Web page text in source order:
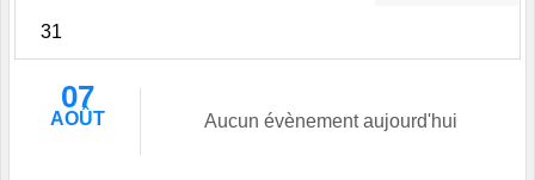
31
07
AOÛT Aucun évènement aujourd'hui